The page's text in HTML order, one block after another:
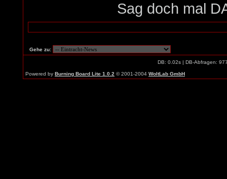
Sag doch mal
Gehe zu:
DB: 0.02s | DB-Abfragen:
Powered by Burning Board Lite 1.0.2 © 2001-2004 WoltLab GmbH